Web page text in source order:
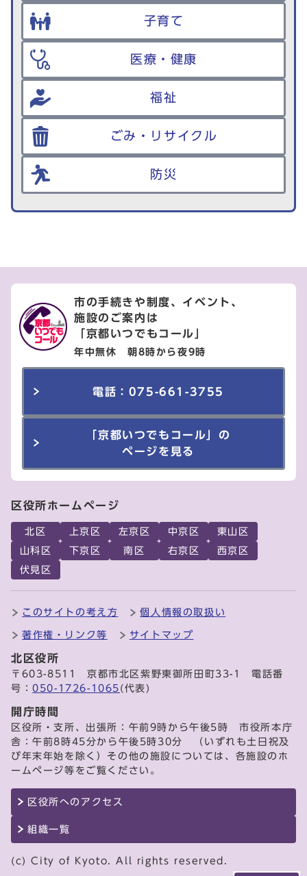
子育て
医療・健康
福祉
ごみ・リサイクル
防災
市の手続きや制度、イベント、
施設のご案内は
「京都いつでもコール」
年中無休 朝8時から夜9時
電話：075-661-3755
「京都いつでもコール」の
ページを見る
区役所ホームページ
北区 上京区 左京区 中京区
東山区
山科区
下京区 南区 右京区
西京区
伏見区
このサイトの考え方 個人情報の取扱い
著作権・リンク等 サイトマップ
北区役所
〒603-8511 京都市北区紫野東御所田町33-1 電話番
号：050-1726-1065 (代表)
開庁時間
区役所・支所、出張所：午前9時から午後5時 市役所本庁
舎：午前8時45分から午後5時30分 （いずれも土日祝及
び年末年始を除く）その他の施設については、各施設のホ
ームページ等をご覧ください。
区役所へのアクセス
組織一覧
(c) City of Kyoto. All rights reserved.